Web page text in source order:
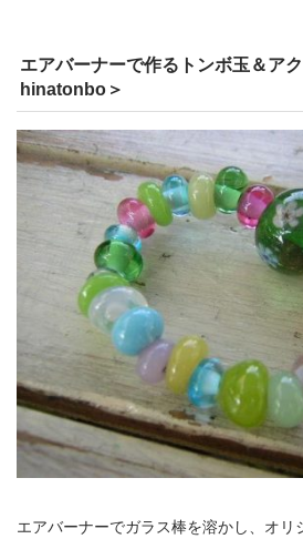
エアバーナーで作るトンボ玉＆ア
hinatonbo＞
エアバーナーでガラス棒を溶かし、オリ